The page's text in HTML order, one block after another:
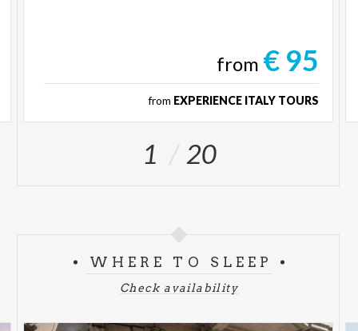
from € 95
from EXPERIENCE ITALY TOURS
1 20
WHERE TO SLEEP
Check availability